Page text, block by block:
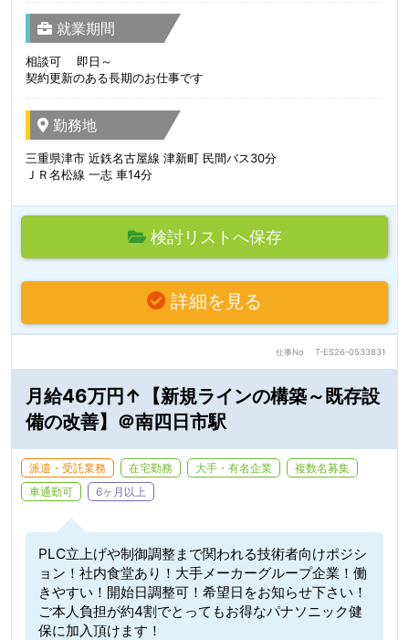
就業期間
相談可 即日～
契約更新のある長期のお仕事です
勤務地
三重県津市 近鉄名古屋線 津新町 民間バス30分
ＪＲ名松線 一志 車14分
検討リストへ保存
詳細を見る
仕事No T-ES26-0533831
月給46万円↑【新規ラインの構築～既存設
備の改善】＠南四日市駅
派遣・受託業務 在宅勤務 大手・有名企業
複数名募集
車通勤可
6ヶ月以上
PLC立上げや制御調整まで関われる技術者向けポジシ
ョン！社内食堂あり！大手メーカーグループ企業！働
きやすい！開始日調整可！希望日をお知らせ下さい！
ご本人負担が約4割でとってもお得なパナソニック健
保に加入頂けます！